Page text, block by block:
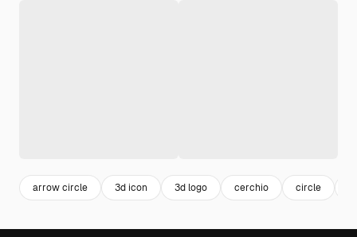
arrow circle 3d icon 3d logo cerchio circle